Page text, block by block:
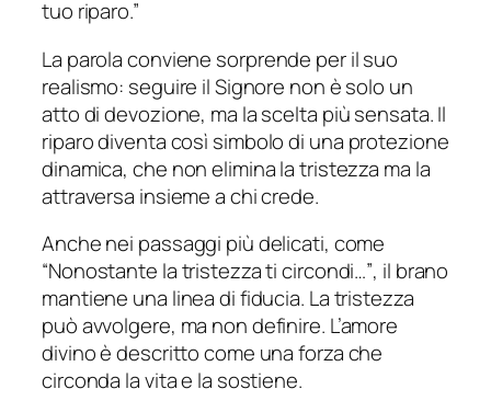
tuo riparo.”
La parolaconviene sorprende per il suo
realismo: seguire il Signore non è solo un
atto di devozione, ma la scelta più sensata. Il
riparodiventa così simbolo di una protezione
dinamica, che non elimina la tristezza ma la
attraversa insieme a chi crede.
Anche nei passaggi più delicati, come
“Nonostante la tristezza ti circondi…”, il brano
mantiene una linea di fiducia. La tristezza
può avvolgere, ma non definire. L’amore
divino è descritto come una forza che
circonda la vita e la sostiene.